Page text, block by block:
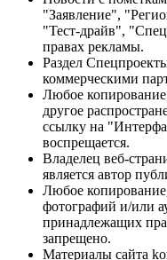
"Заявление",
"Тест-драйв",
правах рекламы.
Раздел
коммерческими
Любое
другое
ссылку на
воспрещается.
Владелец веб-
является автор
Любое
фотографий и/или
принадлежащих
запрещено.
Материалы сайта